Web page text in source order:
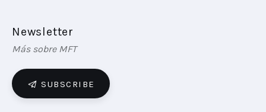
Newsletter
Más sobre MFT
SUBSCRIBE